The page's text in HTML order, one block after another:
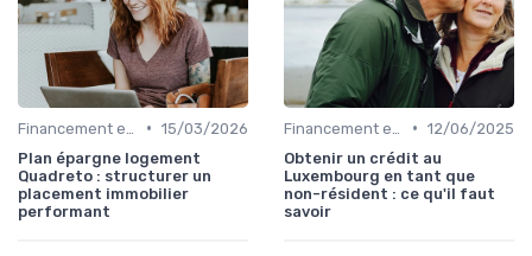
• 15/03/2026
Plan épargne logement
Quadreto : structurer un
placement immobilier
performant
• 12/06/2025
Obtenir un crédit au
Luxembourg en tant que
non-résident : ce qu'il faut
savoir